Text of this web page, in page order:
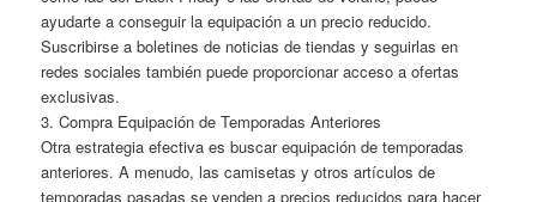
ayudarte a conseguir la equipación a un precio reducido.
Suscribirse a boletines de noticias de tiendas y seguirlas en
redes sociales también puede proporcionar acceso a ofertas
exclusivas.
3. Compra Equipación de Temporadas Anteriores
Otra estrategia efectiva es buscar equipación de temporadas
anteriores. A menudo, las camisetas y otros artículos de
temporadas pasadas se venden a precios reducidos para hacer